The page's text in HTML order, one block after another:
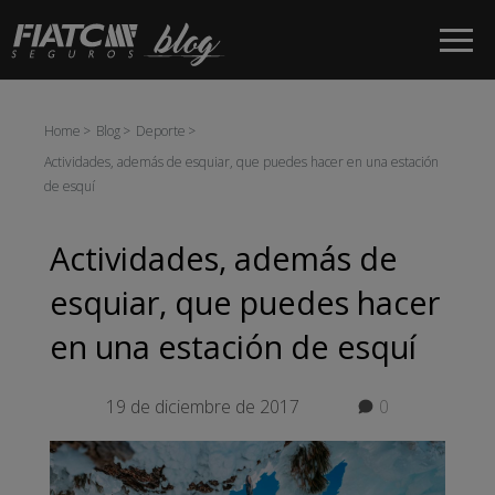
Saltar al contenido principal
Home Blog
Deporte
Actividades, además de esquiar, que puedes hacer en una estación
de esquí
Actividades, además de
esquiar, que puedes hacer
en una estación de esquí
19 de diciembre de 2017 0